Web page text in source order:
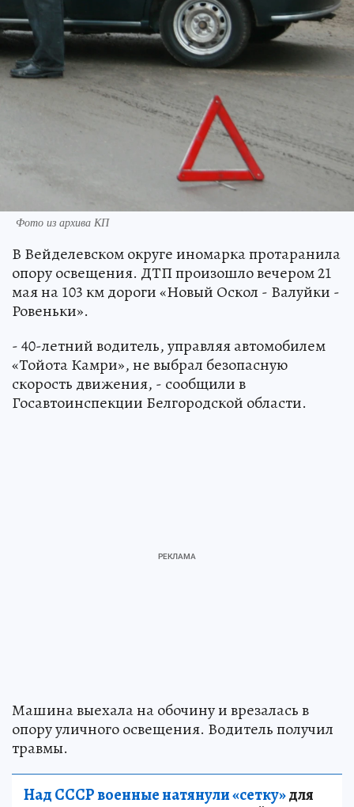
Фото из архива КП
В Вейделевском округе иномарка протаранила
опору освещения. ДТП произошло вечером 21
мая на 103 км дороги «Новый Оскол - Валуйки -
Ровеньки».
- 40-летний водитель, управляя автомобилем
«Тойота Камри», не выбрал безопасную
скорость движения, - сообщили в
Госавтоинспекции Белгородской области.
Машина выехала на обочину и врезалась в
опору уличного освещения. Водитель получил
травмы.
Над СССР военные натянули «сетку»для